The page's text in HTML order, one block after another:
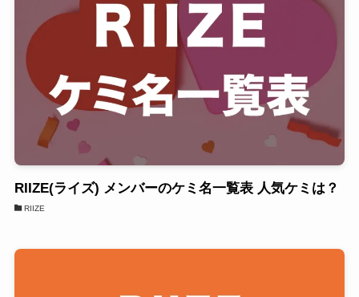
RIIZE(ライズ) メンバーのケミ名一覧表 人気ケミは？
RIIZE